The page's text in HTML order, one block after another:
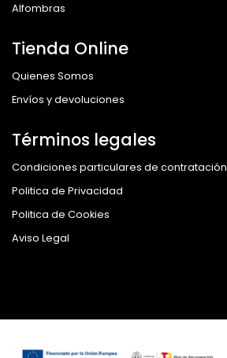
Alfombras
Tienda Online
Quienes Somos
Envíos y devoluciones
Términos legales
Condiciones particulares de contratación
Politica de Privacidad
Politica de Cookies
Aviso Legal